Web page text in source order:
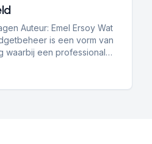
Auteur: Emel Ersoy Wat
is een vorm van
waarbij een professional
beheert. Het doel is